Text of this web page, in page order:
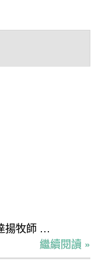
揚牧師 …
繼續閱讀 »